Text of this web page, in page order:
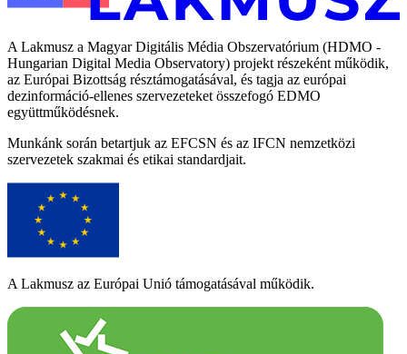
A Lakmusz a Magyar Digitális Média Obszervatórium (HDMO -
Hungarian Digital Media Observatory) projekt részeként működik,
az Európai Bizottság résztámogatásával, és tagja az európai
dezinformáció-ellenes szervezeteket összefogó EDMO
együttműködésnek.
Munkánk során betartjuk az EFCSN és az IFCN nemzetközi
szervezetek szakmai és etikai standardjait.
A Lakmusz az Európai Unió támogatásával működik.